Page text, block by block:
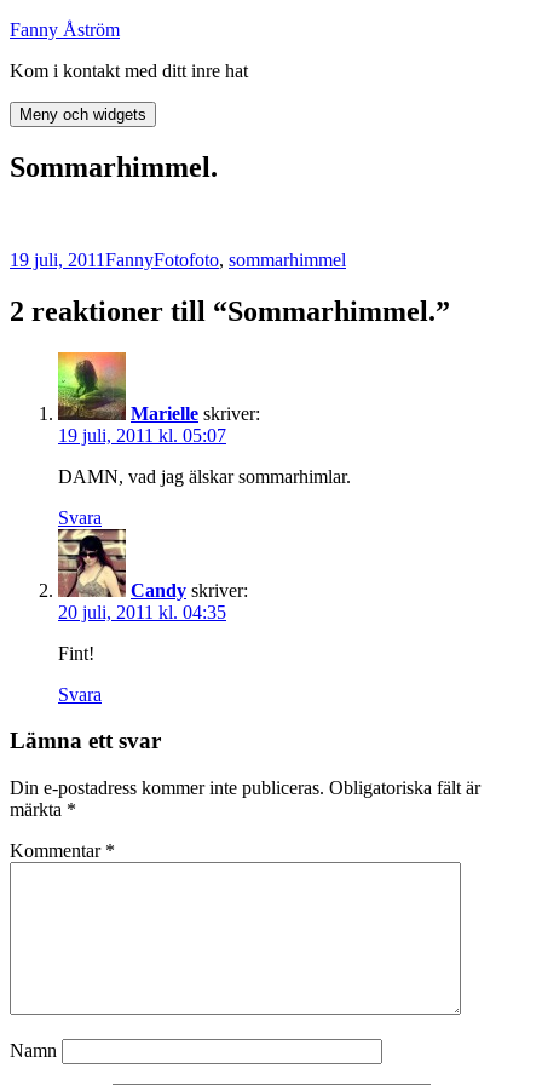
Hoppa
innehåll
Fanny Åström
Kom i kontakt med ditt inre hat
Meny och widgets
Sommarhimmel.
Postat
19 juli, 2011Författare
FannyKategorier
FotoTaggar
foto, sommarhimmel
2 reaktioner till “Sommarhimmel.”
Marielle skriver:
19 juli, 2011 kl. 05:07
DAMN, vad jag älskar sommarhimlar.
Svara
Candy skriver:
20 juli, 2011 kl. 04:35
Fint!
Svara
Lämna ett svar
Din e-postadress kommer inte publiceras. Obligatoriska fält är
märkta *
Kommentar *
Namn